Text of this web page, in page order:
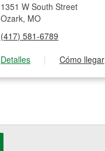
1351 W South Street
Ozark, MO
(417) 581-6789
Detalles
| Cómo llegar